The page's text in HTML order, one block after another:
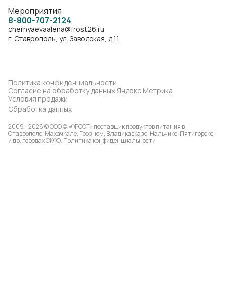
Мероприятия
8-800-707-2124
chernyaevaalena@frost26.ru
г. Ставрополь, ул. Заводская, д.11
Политика конфиденциальности
Согласие на обработку данных Яндекс.Метрика
Условия продажи
Обработка данных
2009 - 2026 © ООО © «ФРОСТ» поставщик продуктов питания в
Ставрополе, Махачкале, Грозном, Владикавказе, Нальчике, Пятигорске
и др. городах СКФО. Политика конфиденциальности